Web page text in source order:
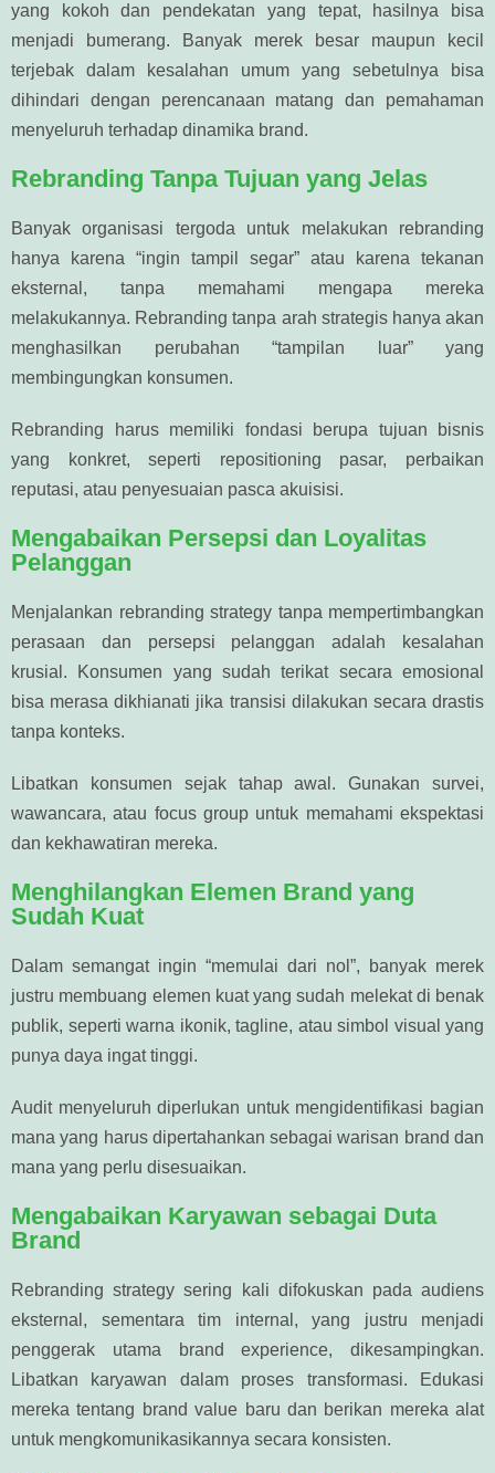
yang kokoh dan pendekatan yang tepat, hasilnya bisa
menjadi bumerang. Banyak merek besar maupun kecil
terjebak dalam kesalahan umum yang sebetulnya bisa
dihindari dengan perencanaan matang dan pemahaman
menyeluruh terhadap dinamika brand.
Rebranding Tanpa Tujuan yang Jelas
Banyak organisasi tergoda untuk melakukan rebranding
hanya karena “ingin tampil segar” atau karena tekanan
eksternal, tanpa memahami mengapa mereka
melakukannya. Rebranding tanpa arah strategis hanya akan
menghasilkan perubahan “tampilan luar” yang
membingungkan konsumen.
Rebranding harus memiliki fondasi berupa tujuan bisnis
yang konkret, seperti repositioning pasar, perbaikan
reputasi, atau penyesuaian pasca akuisisi.
Mengabaikan Persepsi dan Loyalitas
Pelanggan
Menjalankan rebranding strategy tanpa mempertimbangkan
perasaan dan persepsi pelanggan adalah kesalahan
krusial. Konsumen yang sudah terikat secara emosional
bisa merasa dikhianati jika transisi dilakukan secara drastis
tanpa konteks.
Libatkan konsumen sejak tahap awal. Gunakan survei,
wawancara, atau focus group untuk memahami ekspektasi
dan kekhawatiran mereka.
Menghilangkan Elemen Brand yang
Sudah Kuat
Dalam semangat ingin “memulai dari nol”, banyak merek
justru membuang elemen kuat yang sudah melekat di benak
publik, seperti warna ikonik, tagline, atau simbol visual yang
punya daya ingat tinggi.
Audit menyeluruh diperlukan untuk mengidentifikasi bagian
mana yang harus dipertahankan sebagai warisan brand dan
mana yang perlu disesuaikan.
Mengabaikan Karyawan sebagai Duta
Brand
Rebranding strategy sering kali difokuskan pada audiens
eksternal, sementara tim internal, yang justru menjadi
penggerak utama brand experience, dikesampingkan.
Libatkan karyawan dalam proses transformasi. Edukasi
mereka tentang brand value baru dan berikan mereka alat
untuk mengkomunikasikannya secara konsisten.